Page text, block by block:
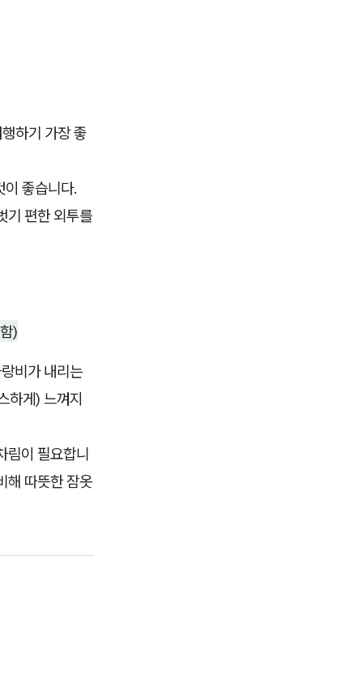
하기 가장 좋
좋습니다.
기 편한 외투를
)
비가 내리는
하게) 느껴지
림이 필요합니
해 따뜻한 잠옷